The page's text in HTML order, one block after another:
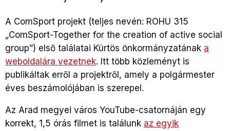
A ComSport projekt (teljes nevén: ROHU 315
„ComSport-Together for the creation of active social
group”) első találatai Kürtös önkormányzatának a
weboldalára vezetnek. Itt több közleményt is
publikáltak erről a projektről, amely a polgármester
éves beszámolójában is szerepel.
Az Arad megyei város YouTube-csatornáján egy
korrekt, 1,5 órás filmet is találunk az egyik